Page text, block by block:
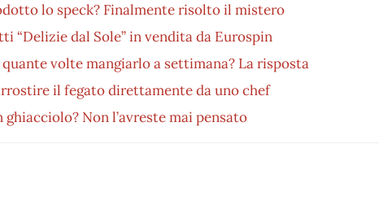
lo speck? Finalmente risolto il mistero
“Delizie dal Sole” in vendita da Eurospin
volte mangiarlo a settimana? La risposta
il fegato direttamente da uno chef
Non l’avreste mai pensato